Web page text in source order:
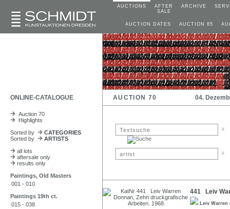
AUCTIONS
AFTER
SALE
ARCHIVE
AUCTION DATES AUCTION 85
ONLINE-CATALOGUE AUCTION 70 04.
Auction 70
Highlights
Sorted by
CATEGORIES
Sorted by
ARTISTS
all lots
aftersale only
results only
Paintings, Old Masters
001 - 010
Paintings 19th ct.
015 - 038
x
x
441 Leiv
Leiv